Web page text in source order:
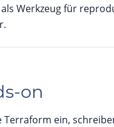
Werkzeug für
on
Terraform ein,